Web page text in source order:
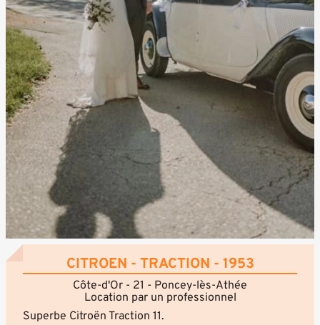
CITROEN - TRACTION - 1953
Côte-d'Or - 21 - Poncey-lès-Athée
Location par un professionnel
Superbe Citroën Traction 11.